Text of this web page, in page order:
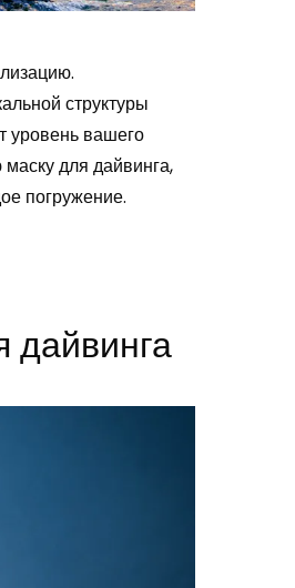
структуры
уровень вашего
для дайвинга,
погружение.